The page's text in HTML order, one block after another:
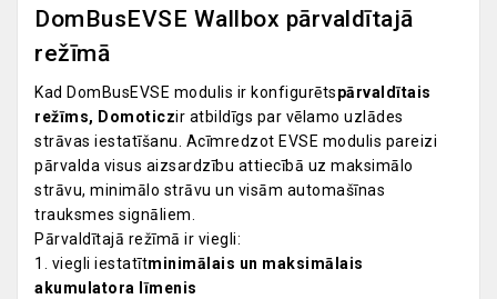
DomBusEVSE Wallbox pārvaldītajā
režīmā
Kad DomBusEVSE modulis ir konfigurētspārvaldītais
režīms, Domoticzir atbildīgs par vēlamo uzlādes
strāvas iestatīšanu. Acīmredzot EVSE modulis pareizi
pārvalda visus aizsardzību attiecībā uz maksimālo
strāvu, minimālo strāvu un visām automašīnas
trauksmes signāliem.
Pārvaldītajā režīmā ir viegli:
1. viegli iestatītminimālais un maksimālais
akumulatora līmenis